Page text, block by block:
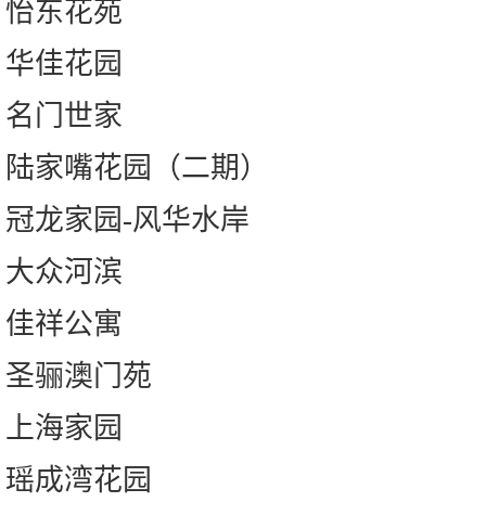
怡东花苑
华佳花园
名门世家
陆家嘴花园（二期）
冠龙家园-风华水岸
大众河滨
佳祥公寓
圣骊澳门苑
上海家园
瑶成湾花园